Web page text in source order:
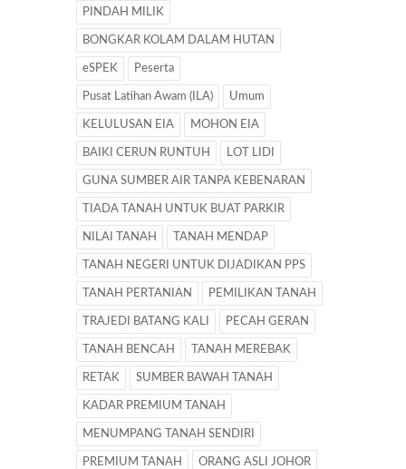
PINDAH MILIK
BONGKAR KOLAM DALAM HUTAN
eSPEK Peserta
Pusat Latihan Awam (ILA) Umum
KELULUSAN EIA MOHON EIA
BAIKI CERUN RUNTUH LOT LIDI
GUNA SUMBER AIR TANPA KEBENARAN
TIADA TANAH UNTUK BUAT PARKIR
NILAI TANAH TANAH MENDAP
TANAH NEGERI UNTUK DIJADIKAN PPS
TANAH PERTANIAN PEMILIKAN TANAH
TRAJEDI BATANG KALI PECAH GERAN
TANAH BENCAH TANAH MEREBAK
RETAK SUMBER BAWAH TANAH
KADAR PREMIUM TANAH
MENUMPANG TANAH SENDIRI
PREMIUM TANAH ORANG ASLI JOHOR